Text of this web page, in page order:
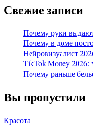
Свежие записи
Почему руки
Почему в доме
Нейровизуалист
TikTok Money 2026:
Почему раньше
Вы пропустили
Красота